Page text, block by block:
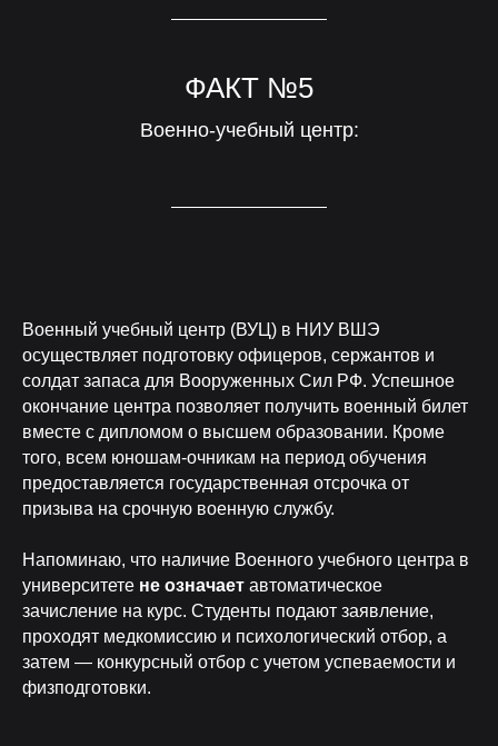
ФАКТ №5
Военно-учебный центр:
Военный учебный центр (ВУЦ) в НИУ ВШЭ
осуществляет подготовку офицеров, сержантов и
солдат запаса для Вооруженных Сил РФ. Успешное
окончание центра позволяет получить военный билет
вместе с дипломом о высшем образовании. Кроме
того, всем юношам-очникам на период обучения
предоставляется государственная отсрочка от
призыва на срочную военную службу.
Напоминаю, что наличие Военного учебного центра в
университете не означает автоматическое
зачисление на курс. Студенты подают заявление,
проходят медкомиссию и психологический отбор, а
затем — конкурсный отбор с учетом успеваемости и
физподготовки.